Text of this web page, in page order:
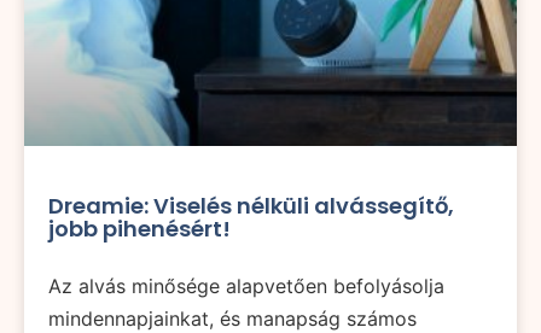
Dreamie: Viselés nélküli alvássegítő,
jobb pihenésért!
Az alvás minősége alapvetően befolyásolja
mindennapjainkat, és manapság számos